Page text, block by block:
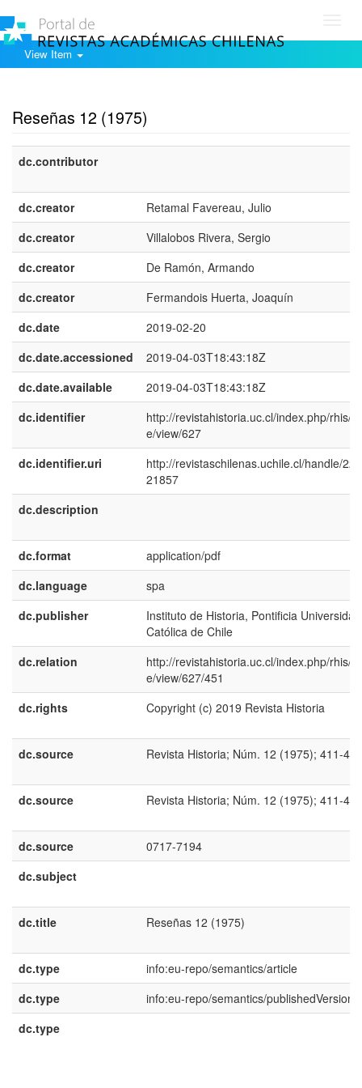
View Item
Reseñas 12 (1975)
dc.contributor
dc.creator
Retamal Favereau, Julio
dc.creator
Villalobos Rivera, Sergio
dc.creator
De Ramón, Armando
dc.creator
Fermandois Huerta, Joaquín
dc.date
2019-02-20
dc.date.accessioned
2019-04-03T18:43:18Z
dc.date.available
2019-04-03T18:43:18Z
dc.identifier
http://revistahistoria.uc.cl/index.php/rhis/
e/view/627
dc.identifier.uri
http://revistaschilenas.uchile.cl/handle/
21857
dc.description
dc.format
application/pdf
dc.language
spa
dc.publisher
Instituto de Historia, Pontificia Universidad
Católica de Chile
dc.relation
http://revistahistoria.uc.cl/index.php/rhis/
e/view/627/451
dc.rights
Copyright (c) 2019 Revista Historia
dc.source Revista Historia; Núm. 12 (1975); 411-424
dc.source Revista Historia; Núm. 12 (1975); 411-424
dc.source
0717-7194
dc.subject
dc.title Reseñas 12 (1975)
dc.type
info:eu-repo/semantics/article
dc.type
info:eu-repo/semantics/publishedVersion
dc.type